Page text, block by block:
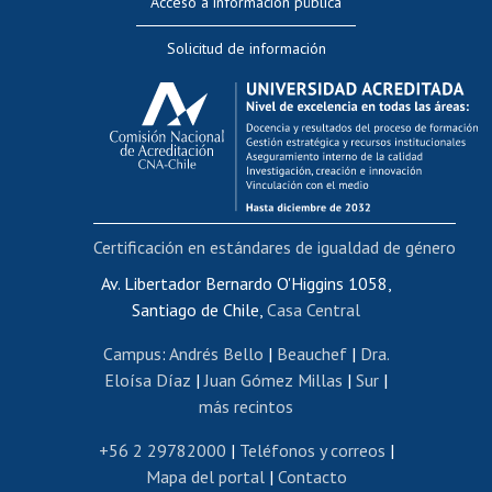
Evaluación docente
Calificación académica
Postulación al AUCAI
Funcionarias/os
Cursos internos de capacitación
Bienestar del personal
Portal de movilidad interna
Certificado de renta
Certificado de renta honorarios
Editar páginas blancas
Extranjeras/os
Revalidación y reconocimiento de títulos
Postulación al Programa de Movilidad Estudiantil
Solicitud de información
Av. Libertador Bernardo O'Higgins 1058,
Santiago de Chile, Casa Central
Campus: Andrés Bello | Beauchef| Dra.
Eloísa Díaz |Juan Gómez Millas | Sur |
más recintos
+56 2 29782000 | Teléfonos y correos |
Mapa del portal| Contacto
Certificación en estándares de igualdad de género